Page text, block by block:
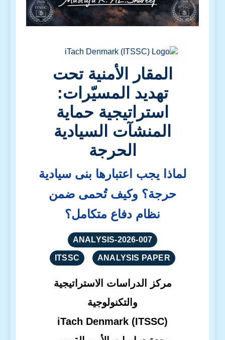
المقار الأمنية تحت
تهديد المسيّرات:
استراتيجية حماية
المنشآت السيادية
الحرجة
لماذا يجب اعتبارها بنى سيادية
حرجة؟ وكيف تُحمى ضمن
نظام دفاع متكامل؟
ANALYSIS-2026-007
ANALYSIS PAPER
ITSSC
مركز الدراسات الاستراتيجية
والتكنولوجية
iTach Denmark (ITSSC)